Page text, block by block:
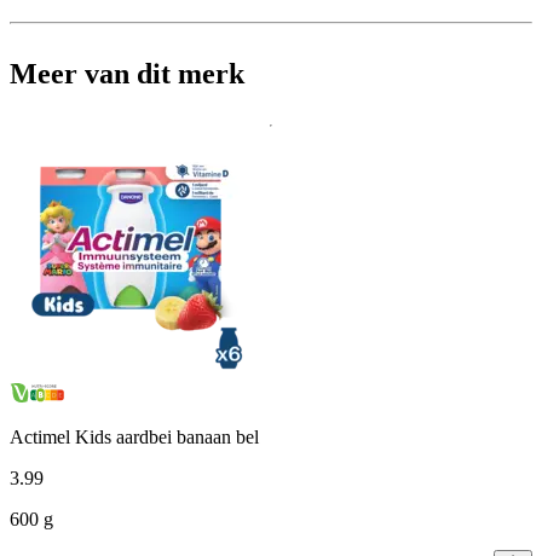
Meer van dit merk
Actimel Kids aardbei banaan bel
3.99
600 g